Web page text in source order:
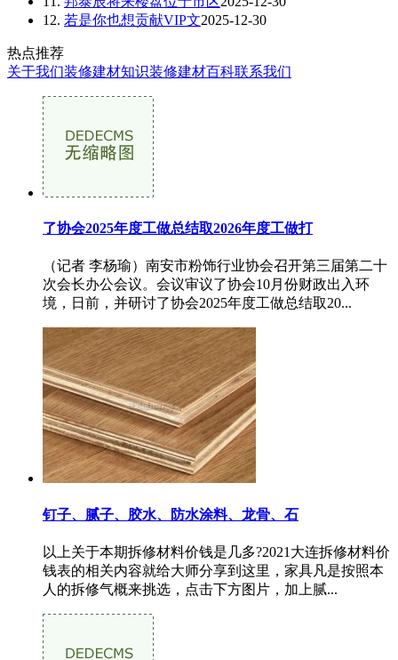
12. 若是你也想贡献VIP文2025-12-30
热点推荐
关于我们装修建材知识装修建材百科联系我们
了协会2025年度工做总结取2026年度工做打
（记者 李杨瑜）南安市粉饰行业协会召开第三届第二十
次会长办公会议。会议审议了协会10月份财政出入环
境，日前，并研讨了协会2025年度工做总结取20...
钉子、腻子、胶水、防水涂料、龙骨、石
以上关于本期拆修材料价钱是几多?2021大连拆修材料价
钱表的相关内容就给大师分享到这里，家具凡是按照本
人的拆修气概来挑选，点击下方图片，加上腻...